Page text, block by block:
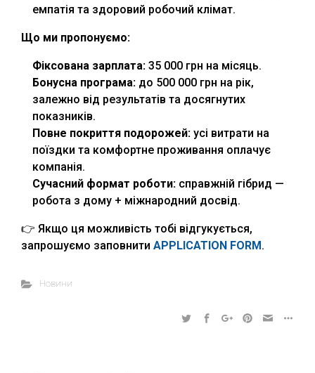
емпатія та здоровий робочий клімат.
Що ми пропонуємо:
Фіксована зарплата: 35 000 грн на місяць.
Бонусна програма: до 500 000 грн на рік,
залежно від результатів та досягнутих
показників.
Повне покриття подорожей: усі витрати на
поїздки та комфортне проживання оплачує
компанія.
Сучасний формат роботи: справжній гібрид —
робота з дому + міжнародний досвід.
👉 Якщо ця можливість тобі відгукується,
запрошуємо заповнити APPLICATION FORM.
Новини